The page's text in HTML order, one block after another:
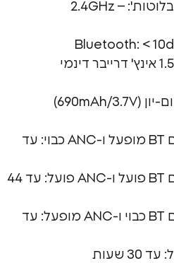
– טווח תדרים של משדר בלוטות': 2.4GHz –
– זמן השמעת מוזיקה עם BT מופעל ו-ANC כבוי: עד
– זמן השמעת מוזיקה עם BT פועל ו-ANC פועל: עד 44
– זמן השמעת מוזיקה עם BT כבוי ו-ANC מופעל: עד